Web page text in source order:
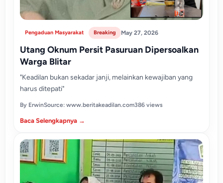
Pengaduan Masyarakat Breaking May 27, 2026
Utang Oknum Persit Pasuruan Dipersoalkan
Warga Blitar
"Keadilan bukan sekadar janji, melainkan kewajiban yang
harus ditepati"
By ErwinSource: www.beritakeadilan.com386 views
Baca Selengkapnya →